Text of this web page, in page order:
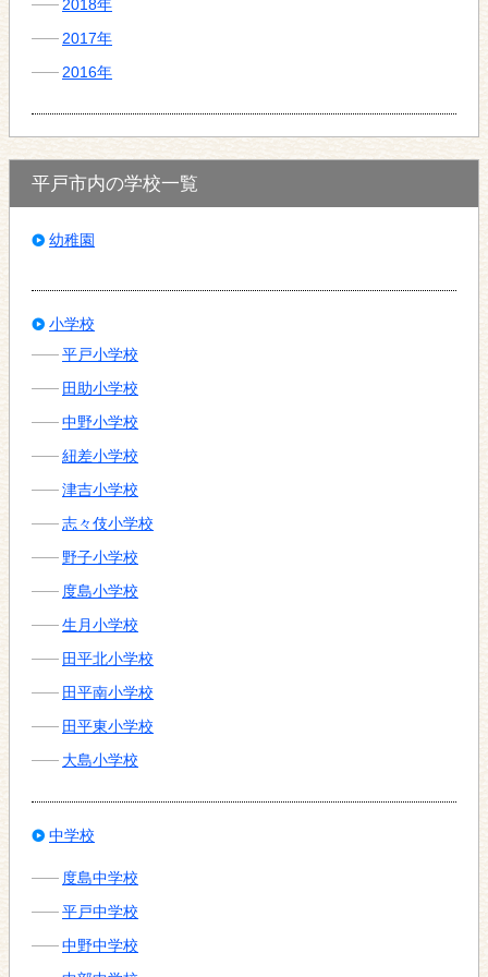
2018年
2017年
2016年
平戸市内の学校一覧
幼稚園
小学校
平戸小学校
田助小学校
中野小学校
紐差小学校
津吉小学校
志々伎小学校
野子小学校
度島小学校
生月小学校
田平北小学校
田平南小学校
田平東小学校
大島小学校
中学校
度島中学校
平戸中学校
中野中学校